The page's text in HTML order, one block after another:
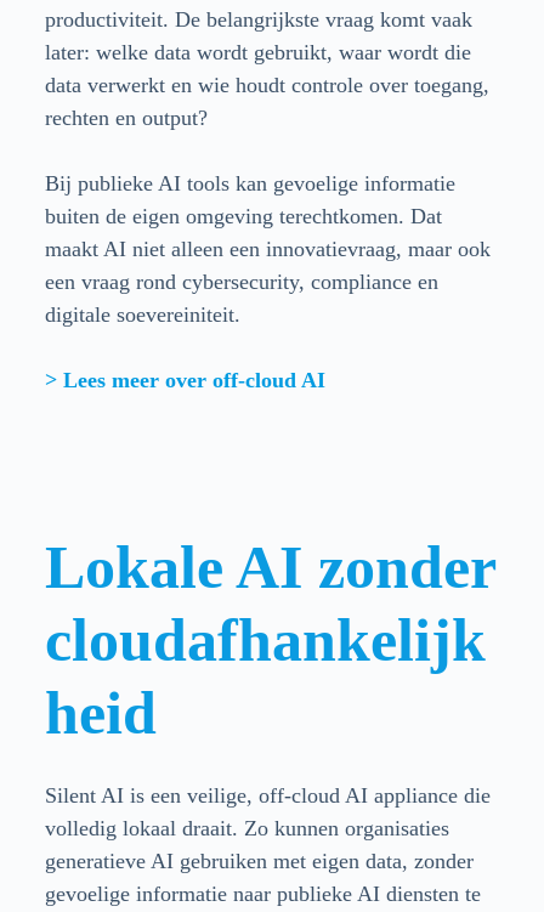
productiviteit. De belangrijkste vraag komt vaak
later: welke data wordt gebruikt, waar wordt die
data verwerkt en wie houdt controle over toegang,
rechten en output?
Bij publieke AI tools kan gevoelige informatie
buiten de eigen omgeving terechtkomen. Dat
maakt AI niet alleen een innovatievraag, maar ook
een vraag rond cybersecurity, compliance en
digitale soevereiniteit.
> Lees meer over off-cloud AI
Lokale AI zonder
cloudafhankelijk
heid
Silent AI is een veilige, off-cloud AI appliance die
volledig lokaal draait. Zo kunnen organisaties
generatieve AI gebruiken met eigen data, zonder
gevoelige informatie naar publieke AI diensten te